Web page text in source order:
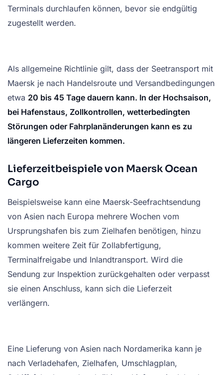
Terminals durchlaufen können, bevor sie endgültig
zugestellt werden.
Als allgemeine Richtlinie gilt, dass der Seetransport mit
Maersk je nach Handelsroute und Versandbedingungen
etwa 20 bis 45 Tage dauern kann. In der Hochsaison,
bei Hafenstaus, Zollkontrollen, wetterbedingten
Störungen oder Fahrplanänderungen kann es zu
längeren Lieferzeiten kommen.
Lieferzeitbeispiele von Maersk Ocean
Cargo
Beispielsweise kann eine Maersk-Seefrachtsendung
von Asien nach Europa mehrere Wochen vom
Ursprungshafen bis zum Zielhafen benötigen, hinzu
kommen weitere Zeit für Zollabfertigung,
Terminalfreigabe und Inlandtransport. Wird die
Sendung zur Inspektion zurückgehalten oder verpasst
sie einen Anschluss, kann sich die Lieferzeit
verlängern.
Eine Lieferung von Asien nach Nordamerika kann je
nach Verladehafen, Zielhafen, Umschlagplan,